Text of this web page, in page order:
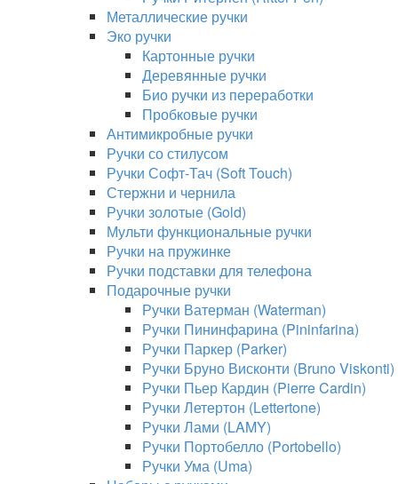
Металлические ручки
Эко ручки
Картонные ручки
Деревянные ручки
Био ручки из переработки
Пробковые ручки
Антимикробные ручки
Ручки со стилусом
Ручки Софт-Тач (Soft Touch)
Стержни и чернила
Ручки золотые (Gold)
Мульти функциональные ручки
Ручки на пружинке
Ручки подставки для телефона
Подарочные ручки
Ручки Ватерман (Waterman)
Ручки Пининфарина (Pininfarina)
Ручки Паркер (Parker)
Ручки Бруно Висконти (Bruno Viskonti)
Ручки Пьер Кардин (Pierre Cardin)
Ручки Летертон (Lettertone)
Ручки Лами (LAMY)
Ручки Портобелло (Portobello)
Ручки Ума (Uma)